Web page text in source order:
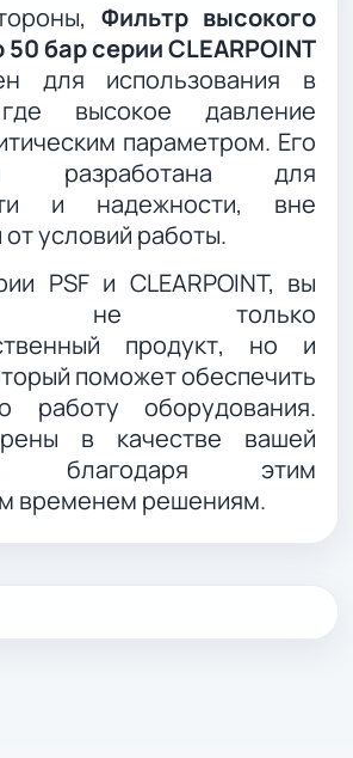
Фильтр высокого
бар серии CLEARPOINT
для использования в
высокое давление
параметром. Его
разработана для
и надежности, вне
условий работы.
PSF и CLEARPOINT, вы
не только
продукт, но и
поможет обеспечить
работу оборудования.
в качестве вашей
благодаря этим
временем решениям.